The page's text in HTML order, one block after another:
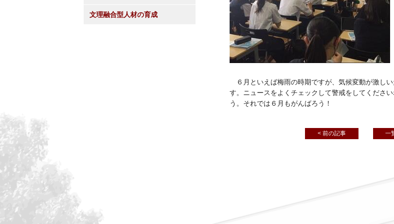
６月といえば梅雨の時期ですが、気候変動が激し
す。ニュースをよくチェックして警戒をしてくださ
う。それでは６月もがんばろう！
< 前の記事 一
文理融合型人材の育成